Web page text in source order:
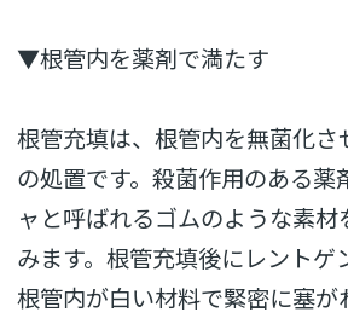
▼根管内を薬剤で満たす
根管充填は、根管内を無菌化
の処置です。殺菌作用のある薬
ャと呼ばれるゴムのような素
みます。根管充填後にレントゲ
根管内が白い材料で緊密に塞が